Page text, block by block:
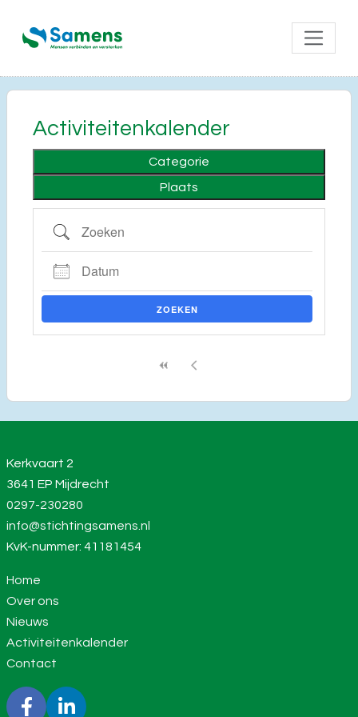
Activiteitenkalender
Categorie
Plaats
Zoeken
Datum
ZOEKEN
Kerkvaart 2
3641 EP Mijdrecht
0297-230280
info@stichtingsamens.nl
KvK-nummer: 41181454
Home
Over ons
Nieuws
Activiteitenkalender
Contact